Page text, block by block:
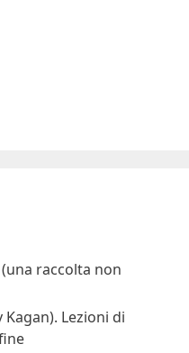
raccolta non
Lezioni di